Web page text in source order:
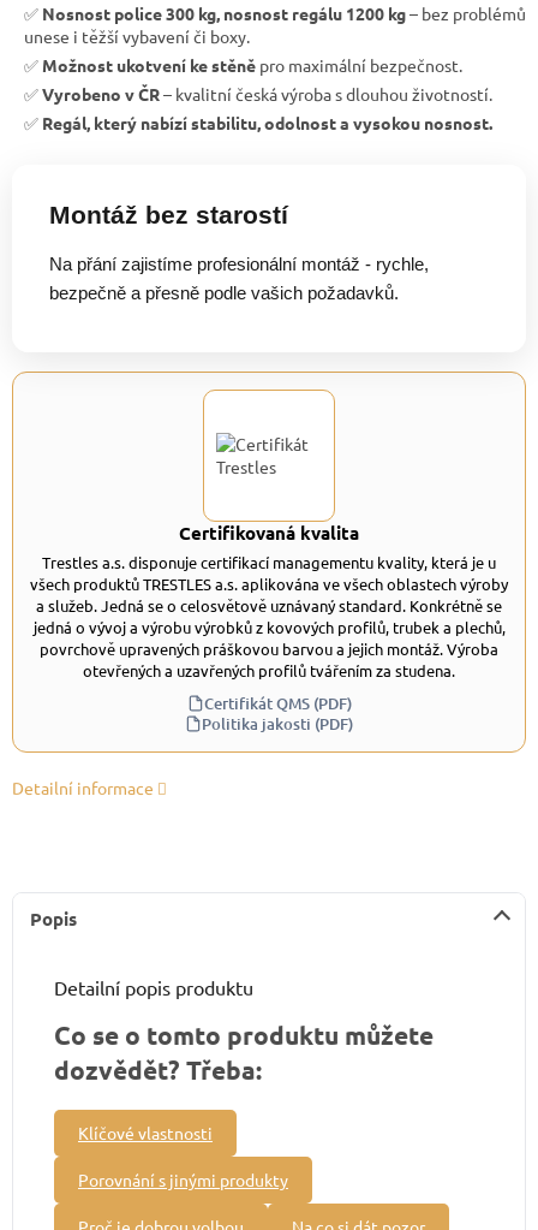
✅ Nosnost police 300 kg, nosnost regálu 1200 kg– bez problémů
unese i těžší vybavení či boxy.
✅ Možnost ukotvení ke stěně pro maximální bezpečnost.
✅Vyrobeno v ČR– kvalitní česká výroba s dlouhou životností.
✅ Regál, který nabízí stabilitu, odolnost a vysokou nosnost.
Montáž bez starostí
Na přání zajistíme profesionální montáž - rychle,
bezpečně a přesně podle vašich požadavků.
Certifikovaná kvalita
Trestles a.s. disponuje certifikací managementu kvality, která je u
všech produktů TRESTLES a.s. aplikována ve všech oblastech výroby
a služeb. Jedná se o celosvětově uznávaný standard. Konkrétně se
jedná o vývoj a výrobu výrobků z kovových profilů, trubek a plechů,
povrchově upravených práškovou barvou a jejich montáž. Výroba
otevřených a uzavřených profilů tvářením za studena.
Certifikát QMS (PDF)
Politika jakosti (PDF)
Detailní informace
Popis
Detailní popis produktu
Co se o tomto produktu můžete
dozvědět? Třeba:
Klíčové vlastnosti
Porovnání s jinými produkty